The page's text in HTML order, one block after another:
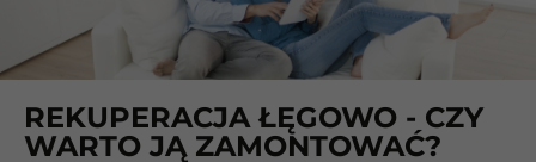
REKUPERACJA ŁĘGOWO - CZY
WARTO JĄ ZAMONTOWAĆ?